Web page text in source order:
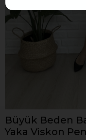
Büyük Beden
Yaka Viskon